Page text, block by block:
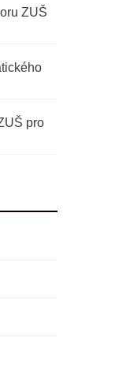
ZUŠ
pro